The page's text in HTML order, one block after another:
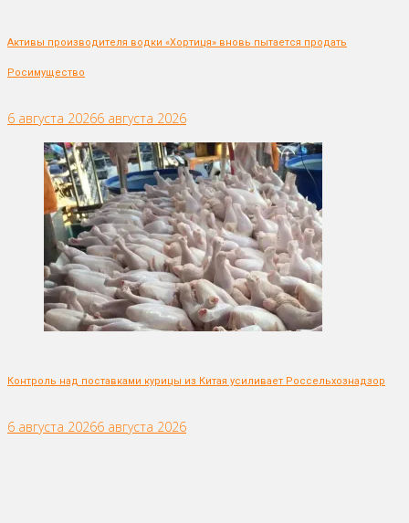
Активы производителя водки «Хортиця» вновь пытается продать
Росимущество
6 августа 20266 августа 2026
Контроль над поставками курицы из Китая усиливает Россельхознадзор
6 августа 20266 августа 2026